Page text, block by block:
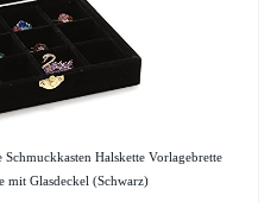
Halskette Vorlagebrette
mit Glasdeckel (Schwarz)